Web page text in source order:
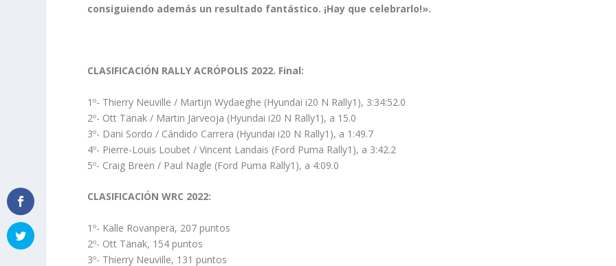
consiguiendo además un resultado fantástico. ¡Hay que celebrarlo!».
CLASIFICACIÓN RALLY ACRÓPOLIS 2022. Final:
1º- Thierry Neuville / Martijn Wydaeghe (Hyundai i20 N Rally1), 3:34:52.0
2º- Ott Tänak / Martin Järveoja (Hyundai i20 N Rally1), a 15.0
3º- Dani Sordo / Cándido Carrera (Hyundai i20 N Rally1), a 1:49.7
4º- Pierre-Louis Loubet / Vincent Landais (Ford Puma Rally1), a 3:42.2
5º- Craig Breen / Paul Nagle (Ford Puma Rally1), a 4:09.0
CLASIFICACIÓN WRC 2022:
1º- Kalle Rovanperä, 207 puntos
2º- Ott Tänak, 154 puntos
3º- Thierry Neuville, 131 puntos